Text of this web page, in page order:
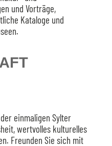
und Vorträge,
Kataloge und
einmaligen Sylter
wertvolles kulturelles
Freunden Sie sich mit